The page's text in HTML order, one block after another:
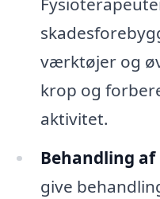
værktøjer og
krop og
aktivitet.
Behandling
give